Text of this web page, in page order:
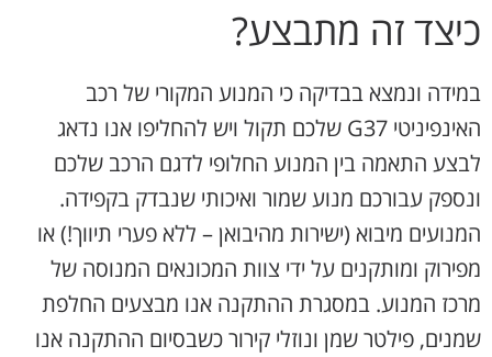
כיצד זה מתבצע?
במידה ונמצא בבדיקה כי המנוע המקורי של רכב
האינפיניטי G37 שלכם תקול ויש להחליפו אנו נדאג
לבצע התאמה בין המנוע החלופי לדגם הרכב שלכם
ונספק עבורכם מנוע שמור ואיכותי שנבדק בקפידה.
המנועים מיבוא (ישירות מהיבואן – ללא פערי תיווך!) או
מפירוק ומותקנים על ידי צוות המכונאים המנוסה של
מרכז המנוע. במסגרת ההתקנה אנו מבצעים החלפת
שמנים, פילטר שמן ונוזלי קירור כשבסיום ההתקנה אנו